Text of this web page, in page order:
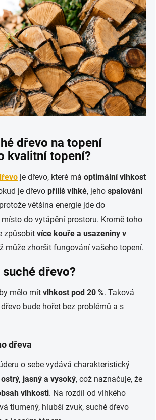
dřevo na topení
kvalitní topení?
je dřevo, které má optimální vlhkost
je dřevo příliš vlhké, jeho spalování
většina energie jde do
do vytápění prostoru. Kromě toho
způsobit více kouře a usazeniny v
může zhoršit fungování vašeho topení.
dřevo?
mělo mít vlhkost pod 20 %. Taková
bude hořet bez problémů a s
dřeva
o sebe vydává charakteristický
ostrý, jasný a vysoký, což naznačuje, že
vlhkosti. Na rozdíl od vlhkého
tlumený, hlubší zvuk, suché dřevo